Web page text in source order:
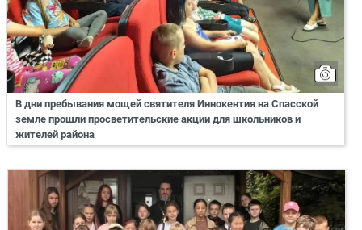
В дни пребывания мощей святителя Иннокентия на Спасской
земле прошли просветительские акции для школьников и
жителей района